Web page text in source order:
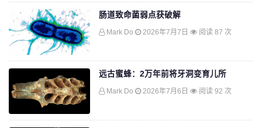
肠道致命菌弱点获破解
Mark Do 2026年7月7日 阅读 87 次
远古蜜蜂：2万年前将牙洞变育儿所
Mark Do 2026年7月6日 阅读 92 次